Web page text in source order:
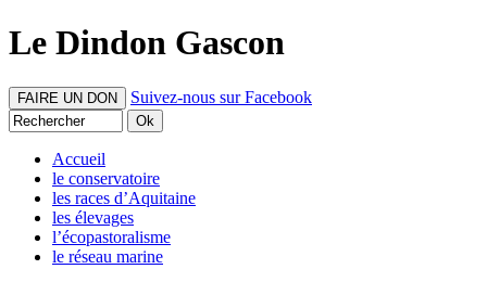
Le Dindon Gascon
FAIRE UN DON Suivez-nous sur Facebook
Accueil
le conservatoire
les races d’Aquitaine
les élevages
l’écopastoralisme
le réseau marine